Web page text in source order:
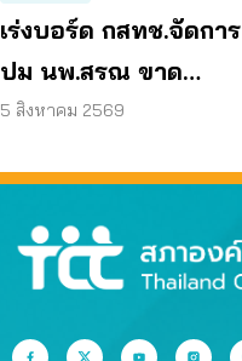
เร่งบอร์ด กสทช.จัดการ
ปม นพ.สรณ ขาด
คุณสมบัติ ตามมติ
5 สิงหาคม 2569